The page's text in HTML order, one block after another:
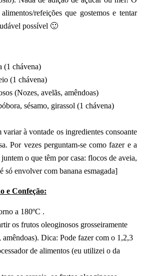
refeições que gostemos e tentar
possível 🙂
(1 chávena)
(1 chávena)
(Nozes, avelãs, amêndoas)
sésamo, girassol (1 chávena)
à vontade os ingredientes consoante
Por vezes perguntam-se como fazer e a
o que têm por casa: flocos de aveia,
só envolver com banana esmagada]
e Confeção:
a 180ºC .
os frutos oleoginosos grosseiramente
amêndoas). Dica: Pode fazer com o 1,2,3
de alimentos (eu utilizei o da